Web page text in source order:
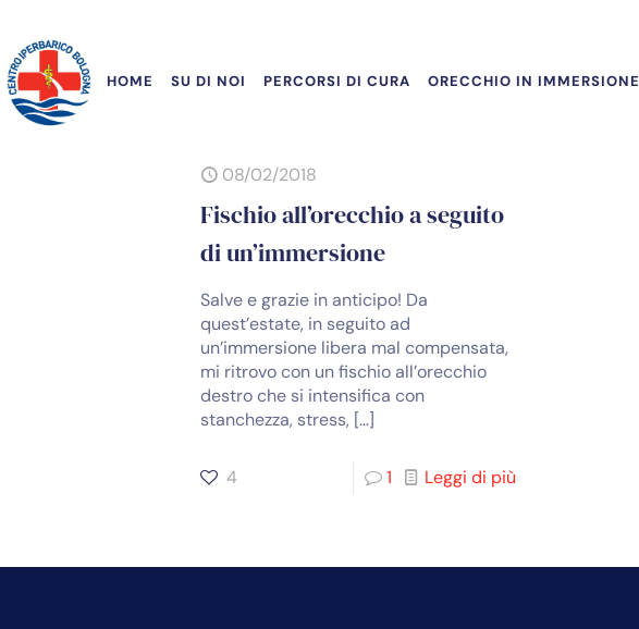
HOME SU DI NOI PERCORSI DI CURA ORECCHIO IN IMMERSIONE
08/02/2018
Fischio all’orecchio a seguito
di un’immersione
Salve e grazie in anticipo! Da
quest’estate, in seguito ad
un’immersione libera mal compensata,
mi ritrovo con un fischio all’orecchio
destro che si intensifica con
stanchezza, stress, […]
4 1 Leggi di più